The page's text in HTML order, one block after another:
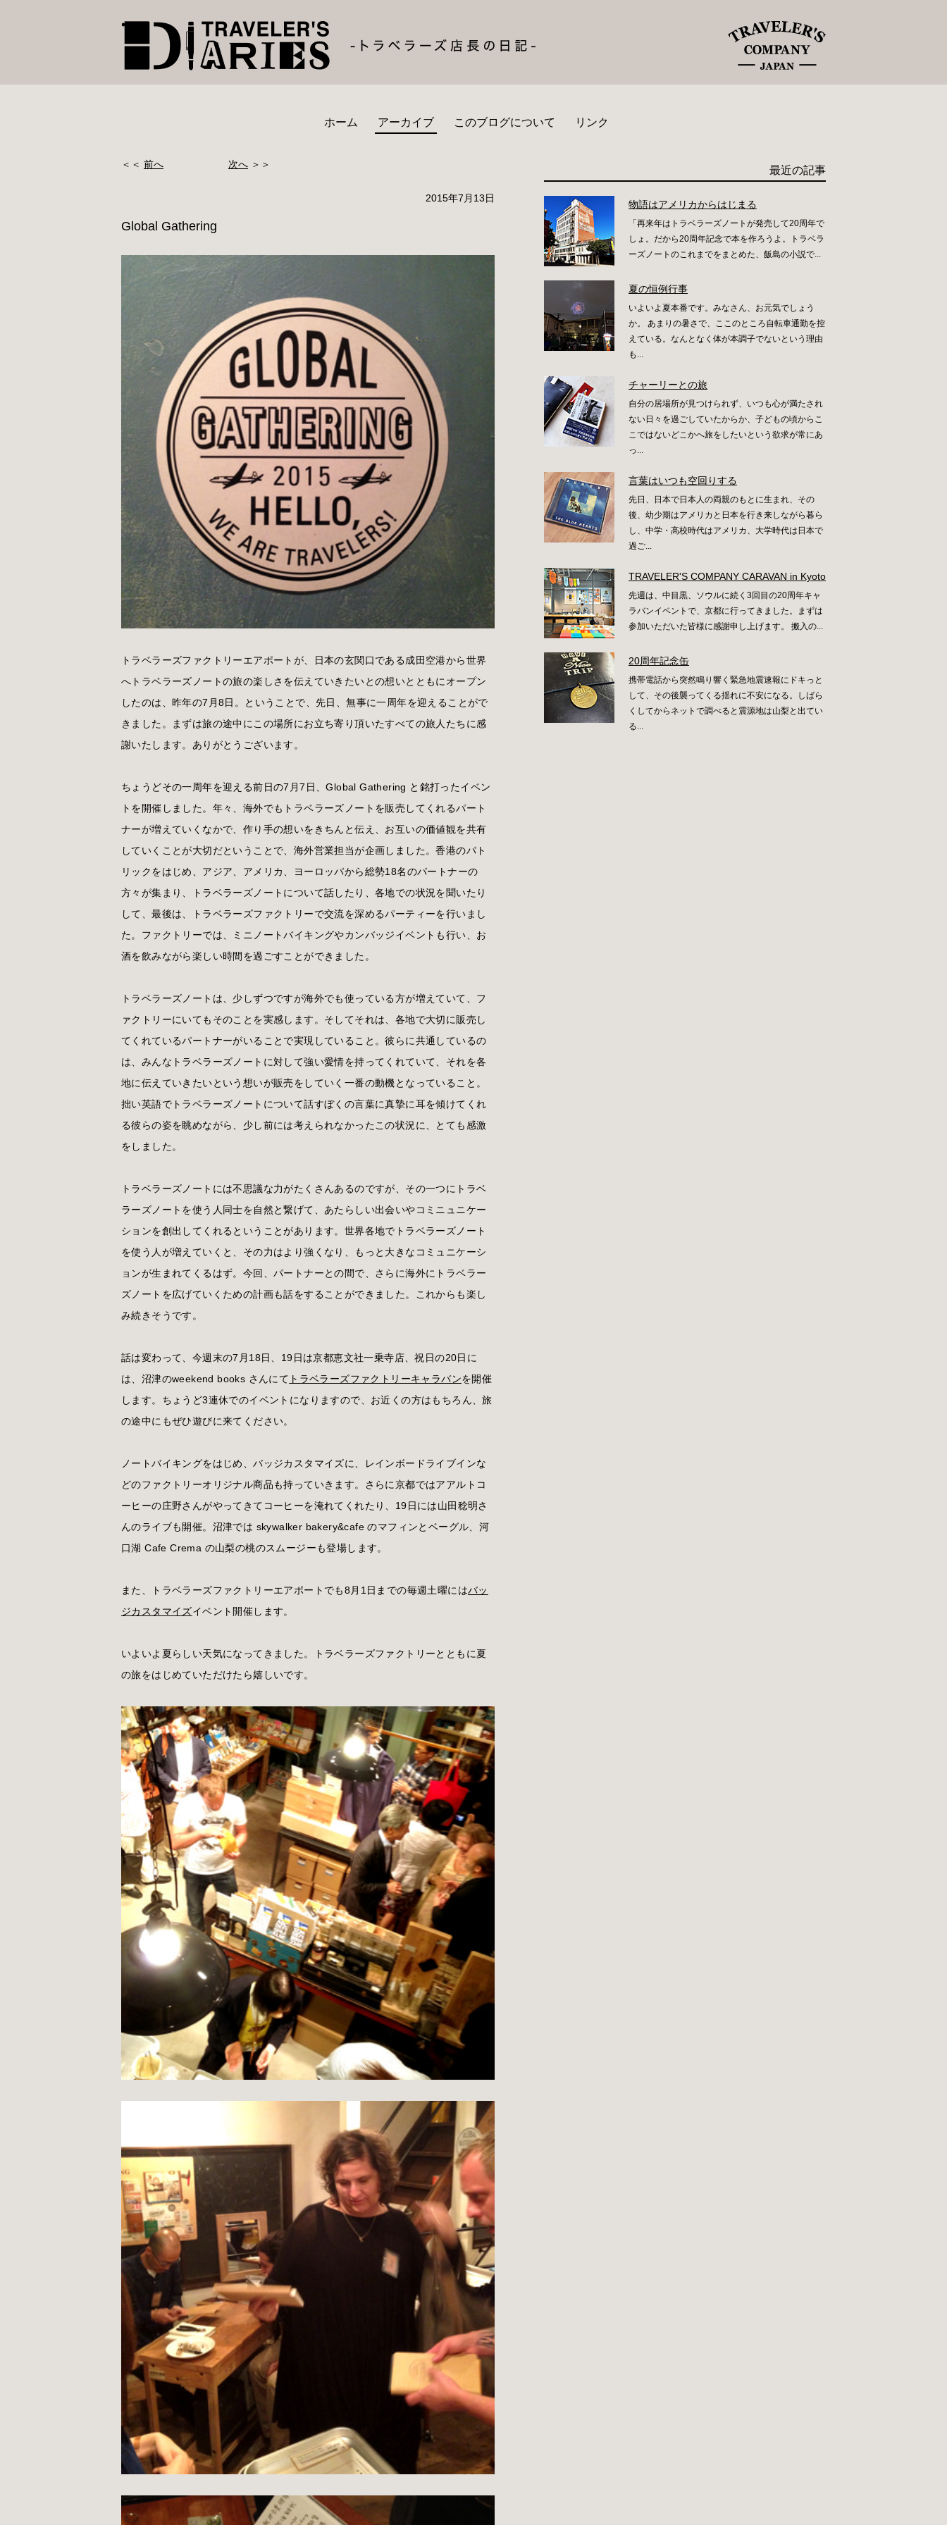
ホーム アーカイブ このブログについて リンク
＜＜ 前へ 次へ ＞＞
2015年7月13日
Global Gathering
トラベラーズファクトリーエアポートが、日本の玄関口である成田空港から世界
へトラベラーズノートの旅の楽しさを伝えていきたいとの想いとともにオープン
したのは、昨年の7月8日。ということで、先日、無事に一周年を迎えることがで
きました。まずは旅の途中にこの場所にお立ち寄り頂いたすべての旅人たちに感
謝いたします。ありがとうございます。
ちょうどその一周年を迎える前日の7月7日、Global Gathering と銘打ったイベン
トを開催しました。年々、海外でもトラベラーズノートを販売してくれるパート
ナーが増えていくなかで、作り手の想いをきちんと伝え、お互いの価値観を共有
していくことが大切だということで、海外営業担当が企画しました。香港のパト
リックをはじめ、アジア、アメリカ、ヨーロッパから総勢18名のパートナーの
方々が集まり、トラベラーズノートについて話したり、各地での状況を聞いたり
して、最後は、トラベラーズファクトリーで交流を深めるパーティーを行いまし
た。ファクトリーでは、ミニノートバイキングやカンバッジイベントも行い、お
酒を飲みながら楽しい時間を過ごすことができました。
トラベラーズノートは、少しずつですが海外でも使っている方が増えていて、フ
ァクトリーにいてもそのことを実感します。そしてそれは、各地で大切に販売し
てくれているパートナーがいることで実現していること。彼らに共通しているの
は、みんなトラベラーズノートに対して強い愛情を持ってくれていて、それを各
地に伝えていきたいという想いが販売をしていく一番の動機となっていること。
拙い英語でトラベラーズノートについて話すぼくの言葉に真摯に耳を傾けてくれ
る彼らの姿を眺めながら、少し前には考えられなかったこの状況に、とても感激
をしました。
トラベラーズノートには不思議な力がたくさんあるのですが、その一つにトラベ
ラーズノートを使う人同士を自然と繋げて、あたらしい出会いやコミニュニケー
ションを創出してくれるということがあります。世界各地でトラベラーズノート
を使う人が増えていくと、その力はより強くなり、もっと大きなコミュニケーシ
ョンが生まれてくるはず。今回、パートナーとの間で、さらに海外にトラベラー
ズノートを広げていくための計画も話をすることができました。これからも楽し
み続きそうです。
話は変わって、今週末の7月18日、19日は京都恵文社一乗寺店、祝日の20日に
は、沼津のweekend books さんにて トラベラーズファクトリーキャラバンを開催
します。ちょうど3連休でのイベントになりますので、お近くの方はもちろん、旅
の途中にもぜひ遊びに来てください。
ノートバイキングをはじめ、バッジカスタマイズに、レインボードライブインな
どのファクトリーオリジナル商品も持っていきます。さらに京都ではアアルトコ
ーヒーの庄野さんがやってきてコーヒーを淹れてくれたり、19日には山田稔明さ
んのライブも開催。沼津では skywalker bakery&cafe のマフィンとベーグル、河
口湖 Cafe Crema の山梨の桃のスムージーも登場します。
また、トラベラーズファクトリーエアポートでも8月1日までの毎週土曜にはバッ
ジカスタマイズイベント開催します。
いよいよ夏らしい天気になってきました。トラベラーズファクトリーとともに夏
の旅をはじめていただけたら嬉しいです。
最近の記事
物語はアメリカからはじまる
「再来年はトラベラーズノートが発売して20周年で
しょ。だから20周年記念で本を作ろうよ。トラベラ
ーズノートのこれまでをまとめた、飯島の小説で...
夏の恒例行事
いよいよ夏本番です。みなさん、お元気でしょう
か。 あまりの暑さで、ここのところ自転車通勤を控
えている。なんとなく体が本調子でないという理由
も...
チャーリーとの旅
自分の居場所が見つけられず、いつも心が満たされ
ない日々を過ごしていたからか、子どもの頃からこ
こではないどこかへ旅をしたいという欲求が常にあ
っ...
言葉はいつも空回りする
先日、日本で日本人の両親のもとに生まれ、その
後、幼少期はアメリカと日本を行き来しながら暮ら
し、中学・高校時代はアメリカ、大学時代は日本で
過ご...
TRAVELER'S COMPANY CARAVAN in Kyoto
先週は、中目黒、ソウルに続く3回目の20周年キャ
ラバンイベントで、京都に行ってきました。まずは
参加いただいた皆様に感謝申し上げます。 搬入の...
20周年記念缶
携帯電話から突然鳴り響く緊急地震速報にドキっと
して、その後襲ってくる揺れに不安になる。しばら
くしてからネットで調べると震源地は山梨と出てい
る...